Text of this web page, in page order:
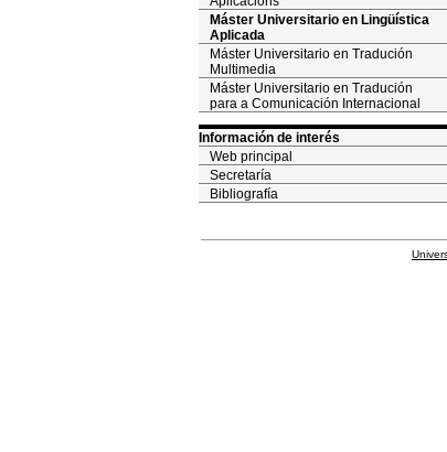
Máster Universitario en Lingüística
Aplicada
Máster Universitario en Tradución
Multimedia
Máster Universitario en Tradución
para a Comunicación Internacional
Información de interés
Web principal
Secretaría
Bibliografía